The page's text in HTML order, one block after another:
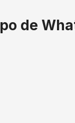
de